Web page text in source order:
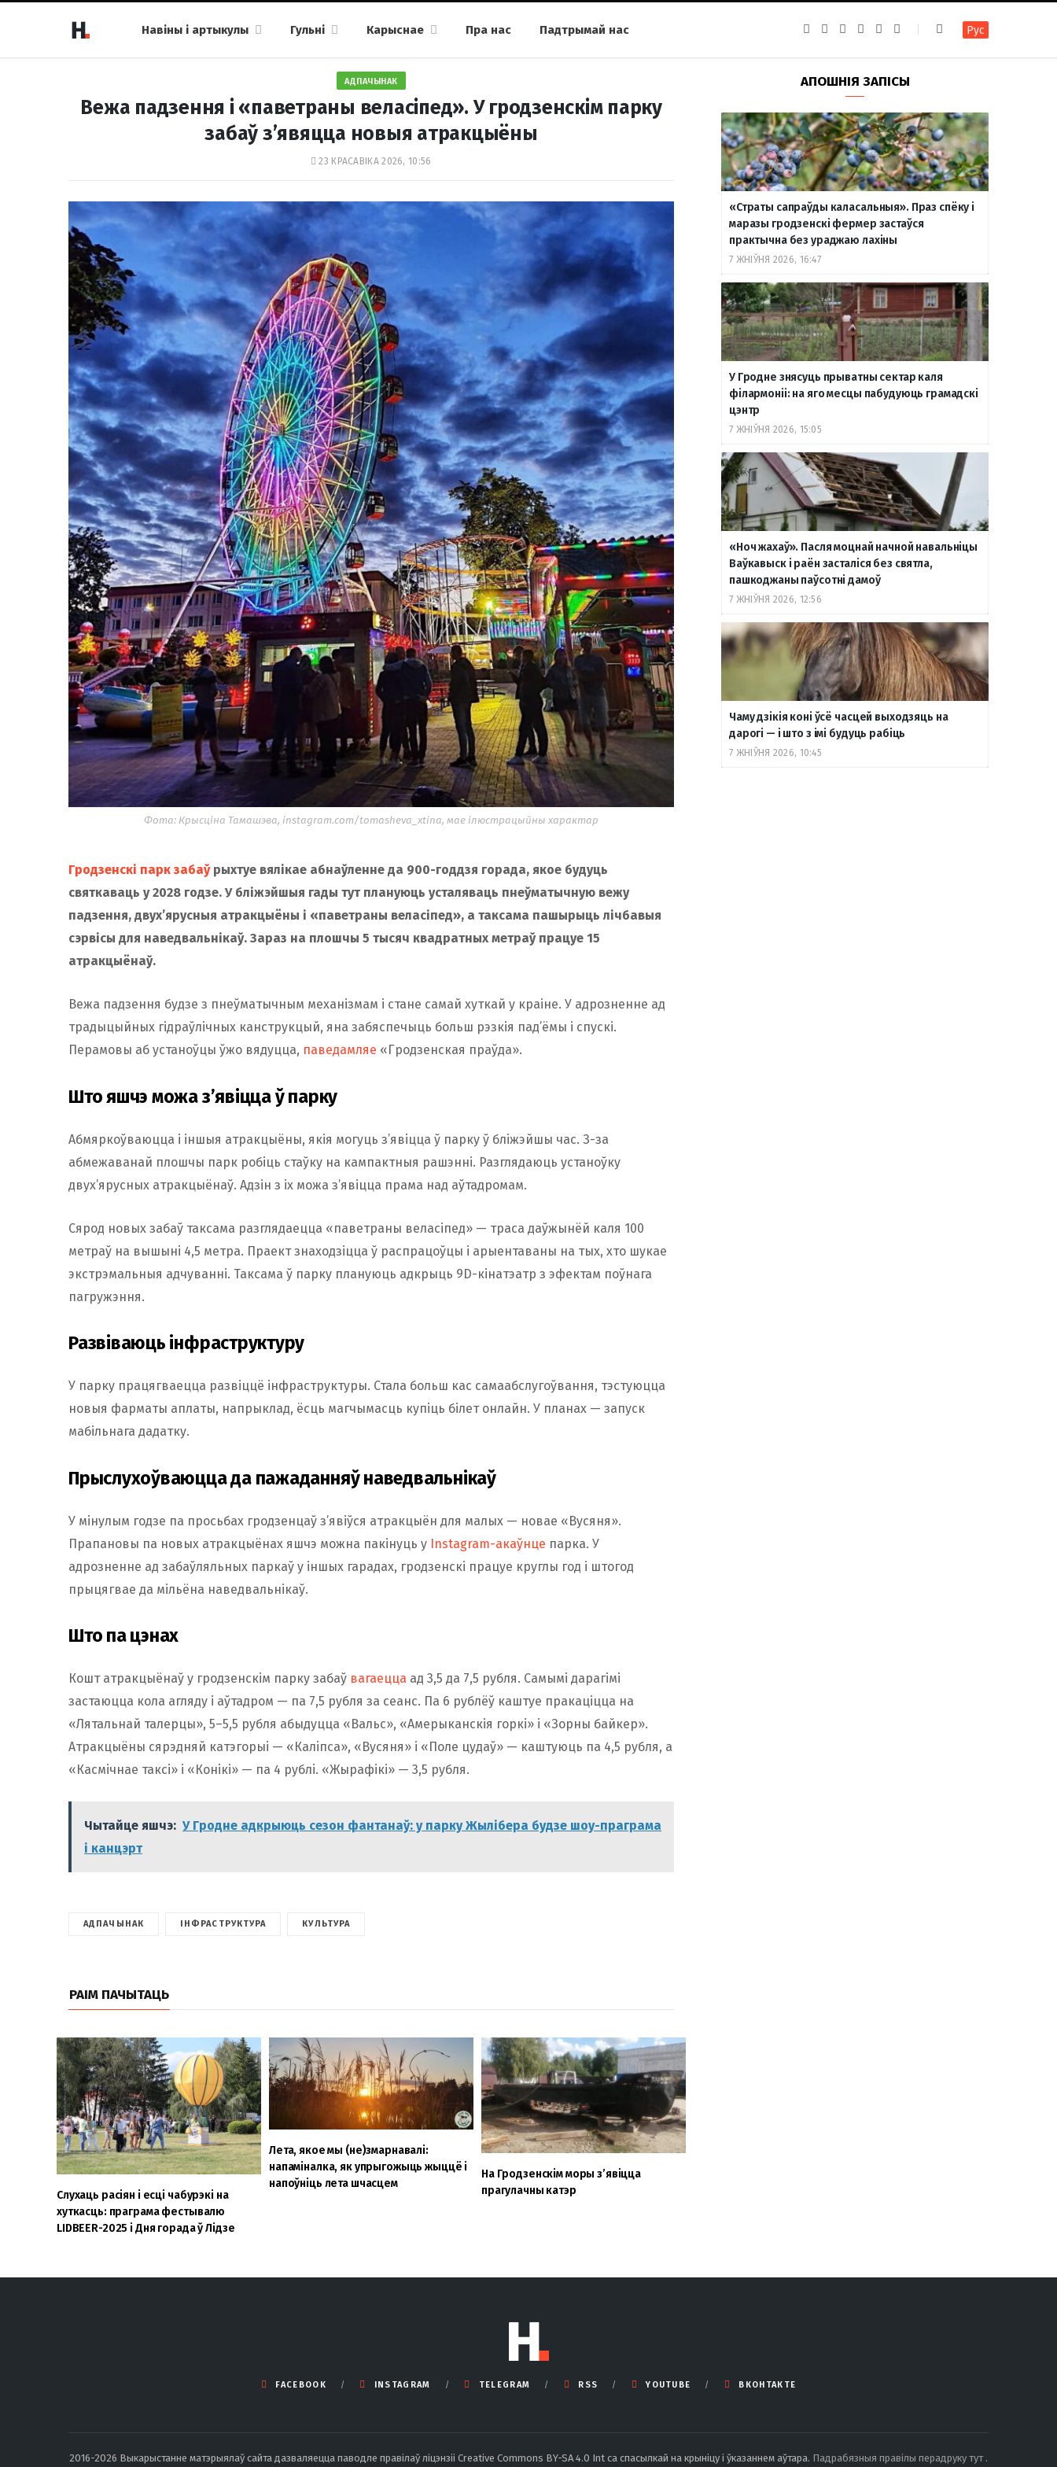
Навіны і артыкулы Гульні Карыснае Пра нас Падтрымай нас
b
o
k
a
g
a
m
g
r
a
m
u
b
т
а
т
е
Рус
АДПАЧЫНАК
Вежа падзення і «паветраны веласіпед». У гродзенскім парку
забаў з’явяцца новыя атракцыёны
23 КРАСАВІКА 2026, 10:56
Фота: Крысціна Тамашэва, instagram.com/tomasheva_xtina, мае ілюстрацыйны характар
Гродзенскі парк забаўрыхтуе вялікае абнаўленне да 900-годдзя горада, якое будуць
святкаваць у 2028 годзе. У бліжэйшыя гады тут плануюць усталяваць пнеўматычную вежу
падзення, двух’ярусныя атракцыёны і «паветраны веласіпед», а таксама пашырыць лічбавыя
сэрвісы для наведвальнікаў. Зараз на плошчы 5 тысяч квадратных метраў працуе 15
атракцыёнаў.
Вежа падзення будзе з пнеўматычным механізмам і стане самай хуткай у краіне. У адрозненне ад
традыцыйных гідраўлічных канструкцый, яна забяспечыць больш рэзкія пад’ёмы і спускі.
Перамовы аб устаноўцы ўжо вядуцца, паведамляе «Гродзенская праўда».
Што яшчэ можа з’явіцца ў парку
Абмяркоўваюцца і іншыя атракцыёны, якія могуць з’явіцца ў парку ў бліжэйшы час. З-за
абмежаванай плошчы парк робіць стаўку на кампактныя рашэнні. Разглядаюць устаноўку
двух’ярусных атракцыёнаў. Адзін з іх можа з’явіцца прама над аўтадромам.
Сярод новых забаў таксама разглядаецца «паветраны веласіпед» — траса даўжынёй каля 100
метраў на вышыні 4,5 метра. Праект знаходзіцца ў распрацоўцы і арыентаваны на тых, хто шукае
экстрэмальныя адчуванні. Таксама ў парку плануюць адкрыць 9D-кінатэатр з эфектам поўнага
пагружэння.
Развіваюць інфраструктуру
У парку працягваецца развіццё інфраструктуры. Стала больш кас самаабслугоўвання, тэстуюцца
новыя фарматы аплаты, напрыклад, ёсць магчымасць купіць білет онлайн. У планах — запуск
мабільнага дадатку.
Прыслухоўваюцца да пажаданняў наведвальнікаў
У мінулым годзе па просьбах гродзенцаў з’явіўся атракцыён для малых — новае «Вусяня».
Прапановы па новых атракцыёнах яшчэ можна пакінуць у Instagram-акаўнце парка. У
адрозненне ад забаўляльных паркаў у іншых гарадах, гродзенскі працуе круглы год і штогод
прыцягвае да мільёна наведвальнікаў.
Што па цэнах
Кошт атракцыёнаў у гродзенскім парку забаў вагаецца ад 3,5 да 7,5 рубля. Самымі дарагімі
застаюцца кола агляду і аўтадром — па 7,5 рубля за сеанс. Па 6 рублёў каштуе пракаціцца на
«Лятальнай талерцы», 5–5,5 рубля абыдуцца «Вальс», «Амерыканскія горкі» і «Зорны байкер».
Атракцыёны сярэдняй катэгорыі — «Каліпса», «Вусяня» і «Поле цудаў» — каштуюць па 4,5 рубля, а
«Касмічнае таксі» і «Конікі» — па 4 рублі. «Жырафікі» — 3,5 рубля.
Чытайце яшчэ: У Гродне адкрыюць сезон фантанаў: у парку Жылібера будзе шоу-праграма
і канцэрт
АДПАЧЫНАК ІНФРАСТРУКТУРА КУЛЬТУРА
РАІМ ПАЧЫТАЦЬ
Слухаць расіян і есці чабурэкі на
хуткасць: праграма фестывалю
LIDBEER-2025 і Дня горада ў Лідзе
Лета, якое мы (не)змарнавалі:
напаміналка, як упрыгожыць жыццё і
напоўніць лета шчасцем
На Гродзенскім моры з’явіцца
прагулачны катэр
АПОШНІЯ ЗАПІСЫ
«Страты сапраўды каласальныя». Праз спёку і
маразы гродзенскі фермер застаўся
практычна без ураджаю лахіны
7 ЖНІЎНЯ 2026, 16:47
У Гродне знясуць прыватны сектар каля
філармоніі: на яго месцы пабудуюць грамадскі
цэнтр
7 ЖНІЎНЯ 2026, 15:05
«Ноч жахаў». Пасля моцнай начной навальніцы
Ваўкавыск і раён засталіся без святла,
пашкоджаны паўсотні дамоў
7 ЖНІЎНЯ 2026, 12:56
Чаму дзікія коні ўсё часцей выходзяць на
дарогі — і што з імі будуць рабіць
7 ЖНІЎНЯ 2026, 10:45
FACEBOOK INSTAGRAM TELEGRAM RSS YOUTUBE ВКОНТАКТЕ
2016-2026 Выкарыстанне матэрыялаў сайта дазваляецца паводле правілаў ліцэнзіі Creative Commons BY-SA 4.0 Int са спасылкай на крыніцу і ўказаннем аўтара. Падрабязныя правілы перадруку тут .